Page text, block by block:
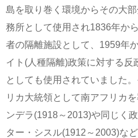
島を取り巻く環境からその大
務所として使用され1836年か
者の隔離施設として、1959年
イト(人種隔離)政策に対する
としても使用されていました
リカ大統領として南アフリカ
ンデラ(1918～2013)や同じく
ター・シスル(1912～2003)な